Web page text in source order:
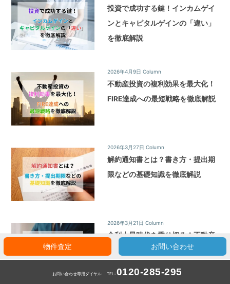
物件査定 お問い合わせ
お問い合わせ専用ダイヤル TEL: 0120-285-295
投資で成功する鍵！インカムゲイ
ンとキャピタルゲインの「違い」
を徹底解説
2026年4月9日 Column
不動産投資の複利効果を最大化！
FIRE達成への最短戦略を徹底解説
2026年3月27日 Column
解約通知書とは？書き方・提出期
限などの基礎知識を徹底解説
2026年3月21日 Column
金利上昇時代を乗り切る！不動産
投資で失敗しないための対策と戦